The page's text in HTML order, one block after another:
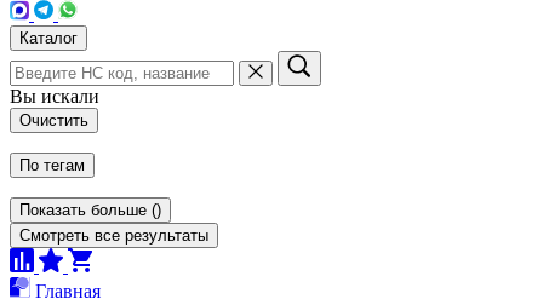
Каталог
Вы искали
Очистить
По тегам
Показать больше ()
Смотреть все результаты
Главная